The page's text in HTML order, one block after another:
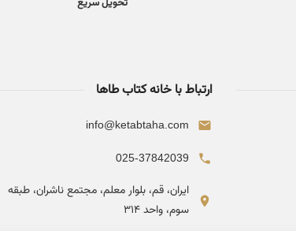
ارتباط با خانه کتاب طاها
info@ketabtaha.com
025-37842039
ایران، قم، بلوار معلم، مجتمع ناشران، طبقه
سوم، واحد ۳۱۴